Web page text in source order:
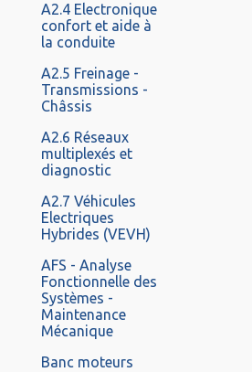
A2.4 Electronique
confort et aide à
la conduite
A2.5 Freinage -
Transmissions -
Châssis
A2.6 Réseaux
multiplexés et
diagnostic
A2.7 Véhicules
Electriques
Hybrides (VEVH)
AFS - Analyse
Fonctionnelle des
Systèmes -
Maintenance
Mécanique
Banc moteurs